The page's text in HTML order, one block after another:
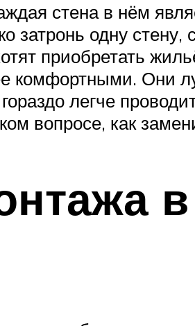
стена в нём
затронь одну
приобретать
комфортными. Они
легче
вопросе, как